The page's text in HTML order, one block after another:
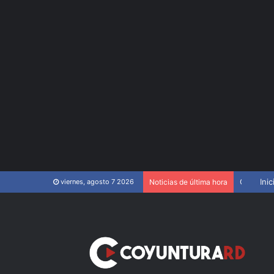
viernes, agosto 7 2026 Noticias de última hora